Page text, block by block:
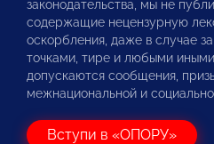
законодательства, мы не
содержащие нецензурную
оскорбления, даже в случае
точками, тире и любыми
допускаются сообщения,
межнациональной и
Вступи в «ОПОРУ»